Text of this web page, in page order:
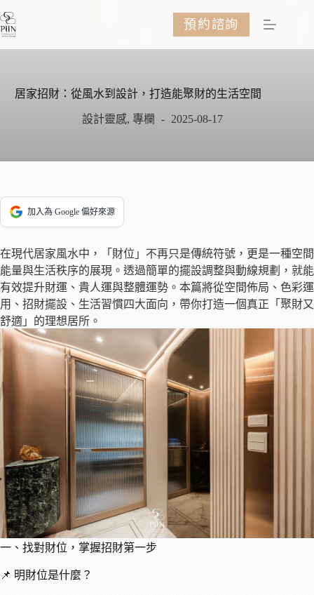
至
預約諮詢
居家招財：從風水到設計，打造能聚財的生活空間
設計靈感, 專欄 2025-08-17
加入為 Google 偏好來源
在現代居家風水中，「財位」不再只是傳統符號，更是一種空間
能量與生活秩序的展現。透過簡單的擺設調整與動線規劃，就能
有效提升財運、貴人運與整體運勢。本篇將從空間佈局、色彩運
用、招財擺設、生活習慣四大面向，帶你打造一個真正「聚財又
舒適」的理想居所。
一、找對財位，掌握招財第一步
📌 明財位是什麼？